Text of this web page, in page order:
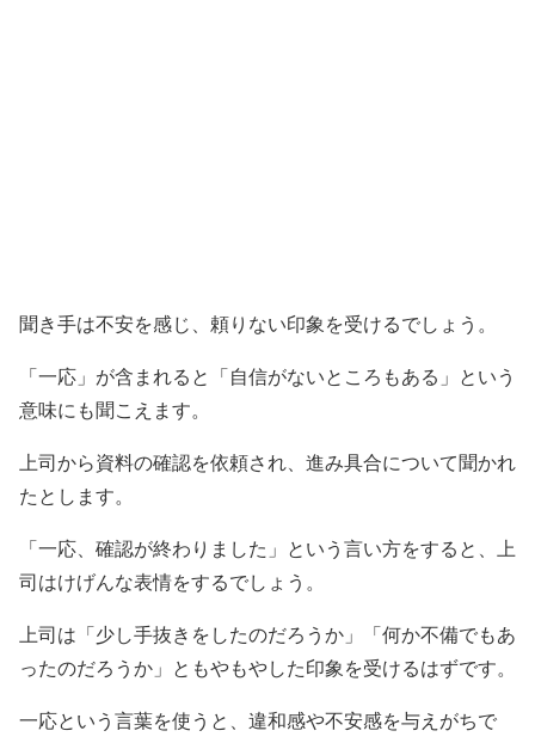
聞き手は不安を感じ、頼りない印象を受けるでしょう。
「一応」が含まれると「自信がないところもある」という
意味にも聞こえます。
上司から資料の確認を依頼され、進み具合について聞かれ
たとします。
「一応、確認が終わりました」という言い方をすると、上
司はけげんな表情をするでしょう。
上司は「少し手抜きをしたのだろうか」「何か不備でもあ
ったのだろうか」ともやもやした印象を受けるはずです。
一応という言葉を使うと、違和感や不安感を与えがちで